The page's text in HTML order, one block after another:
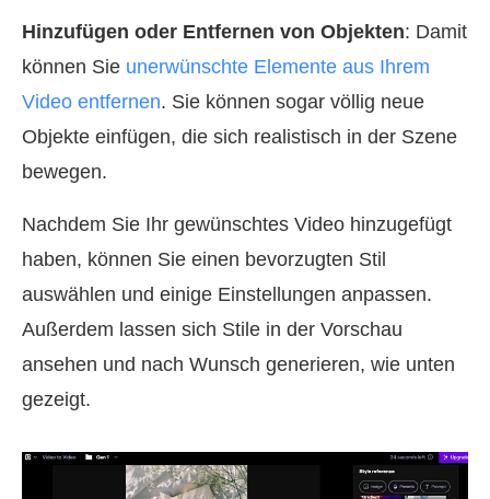
Hinzufügen oder Entfernen von Objekten: Damit
können Sie unerwünschte Elemente aus Ihrem
Video entfernen. Sie können sogar völlig neue
Objekte einfügen, die sich realistisch in der Szene
bewegen.
Nachdem Sie Ihr gewünschtes Video hinzugefügt
haben, können Sie einen bevorzugten Stil
auswählen und einige Einstellungen anpassen.
Außerdem lassen sich Stile in der Vorschau
ansehen und nach Wunsch generieren, wie unten
gezeigt.